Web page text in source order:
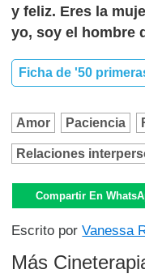
y feliz. Eres la
yo, soy el hombre
Ficha de '50
Amor Paciencia
Relaciones
Compartir En
Escrito porVanessa
Más